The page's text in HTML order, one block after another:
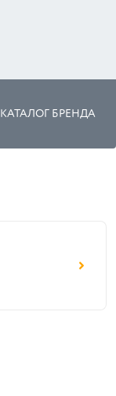
КАТАЛОГ БРЕНДА